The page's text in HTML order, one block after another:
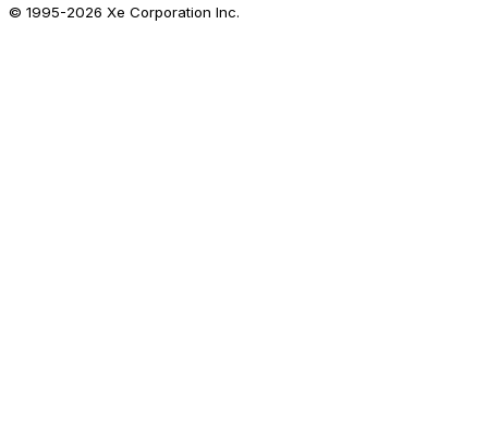
© 1995-2026 Xe Corporation Inc.